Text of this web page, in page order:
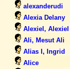
alexanderudi
Alexia Delany
Alexiel, Alexiel
Ali, Mesut Ali
Alias I, Ingrid
Alice